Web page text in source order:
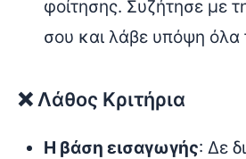
φοίτησης. Συζήτησε με
σου και λάβε υπόψη όλα
❌ Λάθος Κριτήρια
Η βάση εισαγωγής: Δε